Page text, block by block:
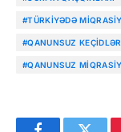
#TÜRKIYƏDƏ
#QANUNSUZ KEÇIDLƏR
#QANUNSUZ